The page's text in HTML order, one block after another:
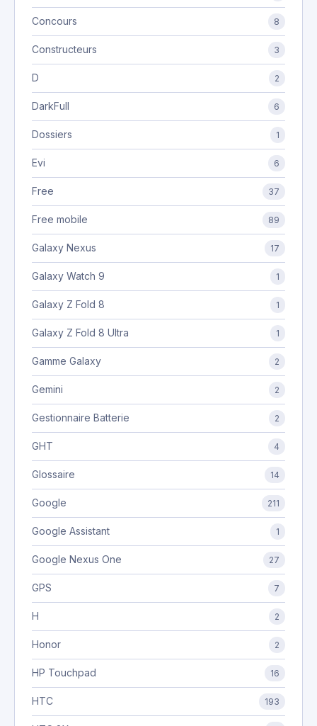
Concours 8
Constructeurs 3
D 2
DarkFull 6
Dossiers 1
Evi 6
Free 37
Free mobile 89
Galaxy Nexus 17
Galaxy Watch 9 1
Galaxy Z Fold 8 1
Galaxy Z Fold 8 Ultra 1
Gamme Galaxy 2
Gemini 2
Gestionnaire Batterie 2
GHT 4
Glossaire 14
Google 211
Google Assistant 1
Google Nexus One 27
GPS 7
H 2
Honor 2
HP Touchpad 16
HTC 193